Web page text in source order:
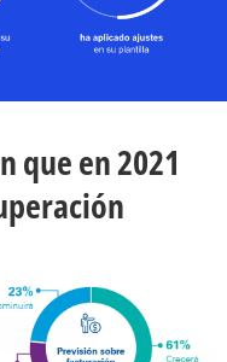
que en 2021